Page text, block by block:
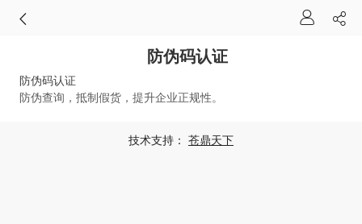
防伪码认证
防伪码认证
防伪查询，抵制假货，提升企业正规性。
技术支持： 苍鼎天下